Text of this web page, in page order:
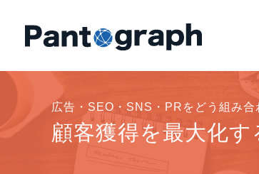
広告・SEO・SNS・PRをどう組み合
顧客獲得を最大化